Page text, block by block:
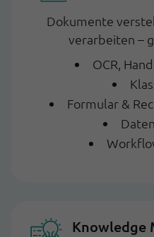
Dokumente
verarbeiten –
OCR,
Formular &
Knowledge